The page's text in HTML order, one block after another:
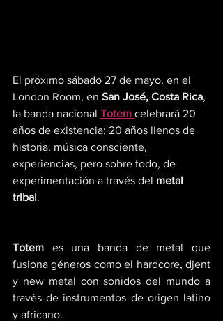
El próximo sábado 27 de mayo, en el
London Room, en San José, Costa Rica,
la banda nacional Totem celebrará 20
años de existencia; 20 años llenos de
historia, música consciente,
experiencias, pero sobre todo, de
experimentación a través del metal
tribal.
Totem es una banda de metal que
fusiona géneros como el hardcore, djent
y new metal con sonidos del mundo a
través de instrumentos de origen latino
y africano.